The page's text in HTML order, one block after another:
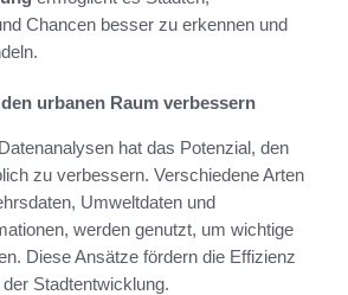
Chancen besser zu erkennen und
urbanen Raum verbessern
hat das Potenzial, den
zu verbessern. Verschiedene Arten
Umweltdaten und
werden genutzt, um wichtige
Diese Ansätze fördern die Effizienz
Stadtentwicklung.